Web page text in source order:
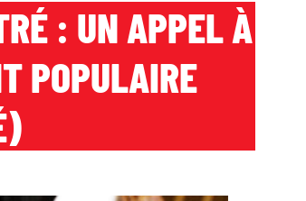
: UN APPEL À
POPULAIRE